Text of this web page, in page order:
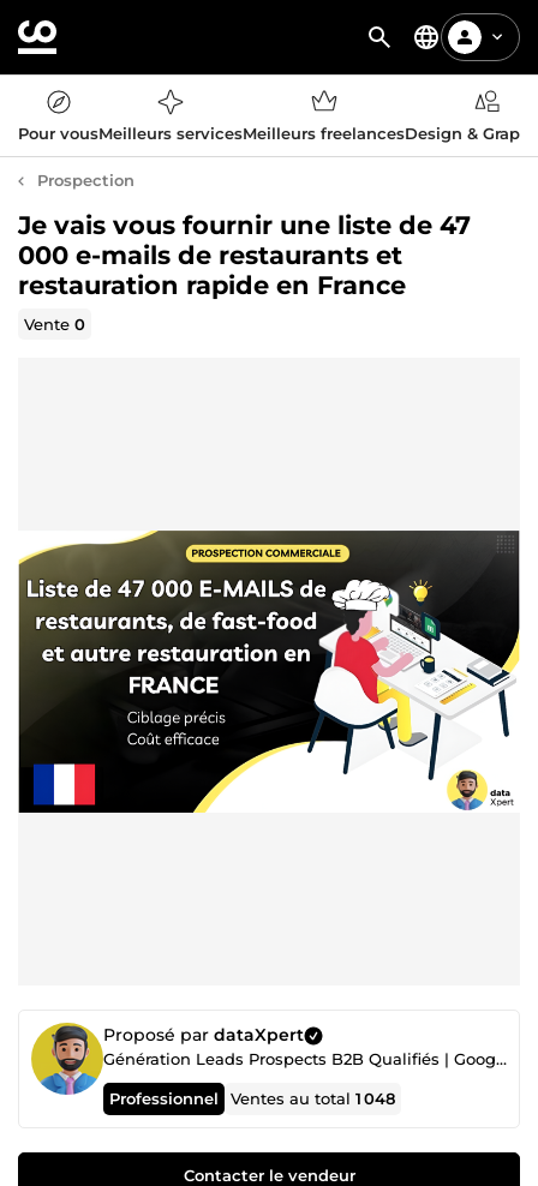
Pour vousMeilleurs servicesMeilleurs freelancesDesign &
Prospection
Je vais vous fournir une liste de 47
000 e-mails de restaurants et
restauration rapide en France
Vente0
Proposé par dataXpert
Génération Leads Prospects B2B Qualifiés | Google Maps, Emailing, Extraction de Données, Scraping
Professionnel Ventes au total1 048
Contacter le vendeur